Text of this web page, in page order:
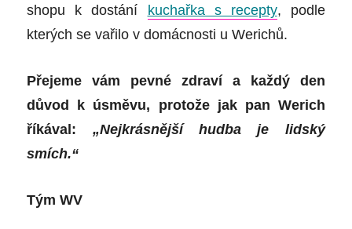
shopu k dostání
kuchařka s recepty, podle
kterých se vařilo v domácnosti u Werichů.
Přejeme vám pevné zdraví a každý den
důvod k úsměvu, protože jak pan Werich
říkával: „Nejkrásnější hudba je lidský
smích.“
Tým WV